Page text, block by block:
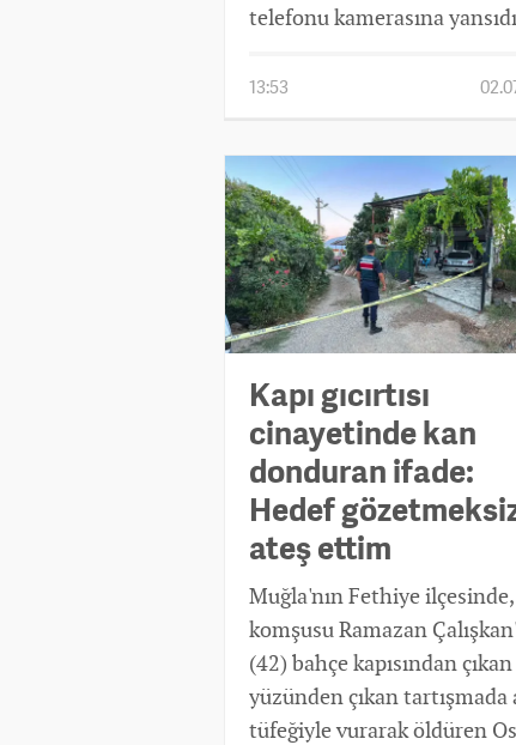
telefonu kamerasına
13:53
Kapı gıcırtısı
cinayetinde kan
donduran ifade:
Hedef
ateş ettim
Muğla'nın Fethiye ilçesinde,
komşusu Ramazan
(42) bahçe kapısından çıkan
yüzünden çıkan tartışmada
tüfeğiyle vurarak öldüren